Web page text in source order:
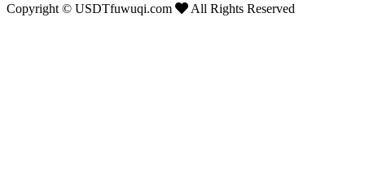
Copyright © USDTfuwuqi.com All Rights Reserved